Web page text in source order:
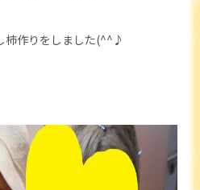
柿作りをしました(^^♪